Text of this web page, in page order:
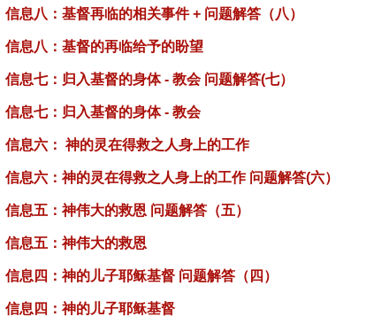
信息八：基督再临的相关事件 + 问题解答（八）
信息八：基督的再临给予的盼望
信息七：⁠归入基督的身体 - 教会 问题解答(七）
信息七：⁠归入基督的身体 - 教会
信息六： 神的灵在得救之人身上的工作
信息六：神的灵在得救之人身上的工作 问题解答(六）
信息五：神伟大的救恩 问题解答（五）
信息五：神伟大的救恩
信息四：⁠神的儿子耶稣基督 问题解答（四）
信息四：⁠神的儿子耶稣基督